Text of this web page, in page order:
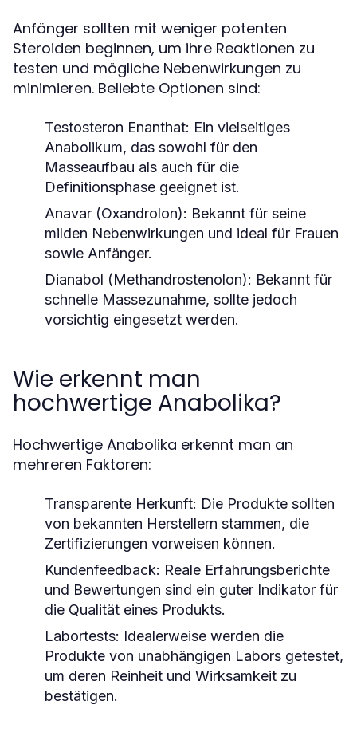
Anfänger sollten mit weniger potenten
Steroiden beginnen, um ihre Reaktionen zu
testen und mögliche Nebenwirkungen zu
minimieren. Beliebte Optionen sind:
Testosteron Enanthat: Ein vielseitiges
Anabolikum, das sowohl für den
Masseaufbau als auch für die
Definitionsphase geeignet ist.
Anavar (Oxandrolon): Bekannt für seine
milden Nebenwirkungen und ideal für Frauen
sowie Anfänger.
Dianabol (Methandrostenolon): Bekannt für
schnelle Massezunahme, sollte jedoch
vorsichtig eingesetzt werden.
Wie erkennt man
hochwertige Anabolika?
Hochwertige Anabolika erkennt man an
mehreren Faktoren:
Transparente Herkunft: Die Produkte sollten
von bekannten Herstellern stammen, die
Zertifizierungen vorweisen können.
Kundenfeedback: Reale Erfahrungsberichte
und Bewertungen sind ein guter Indikator für
die Qualität eines Produkts.
Labortests: Idealerweise werden die
Produkte von unabhängigen Labors getestet,
um deren Reinheit und Wirksamkeit zu
bestätigen.